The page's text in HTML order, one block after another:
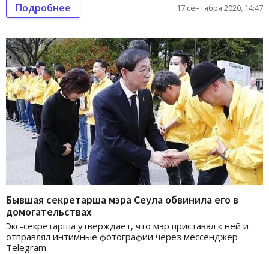
Подробнее 17 сентября 2020, 14:47
Бывшая секретарша мэра Сеула обвинила его в
домогательствах
Экс-секретарша утверждает, что мэр приставал к ней и
отправлял интимные фотографии через мессенджер
Telegram.